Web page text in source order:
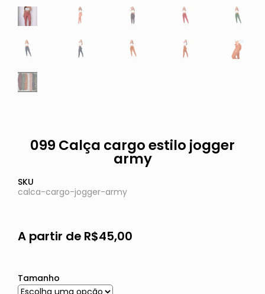
099 Calça cargo estilo jogger
army
SKU
calca-cargo-jogger-army
A partir de R$45,00
Tamanho